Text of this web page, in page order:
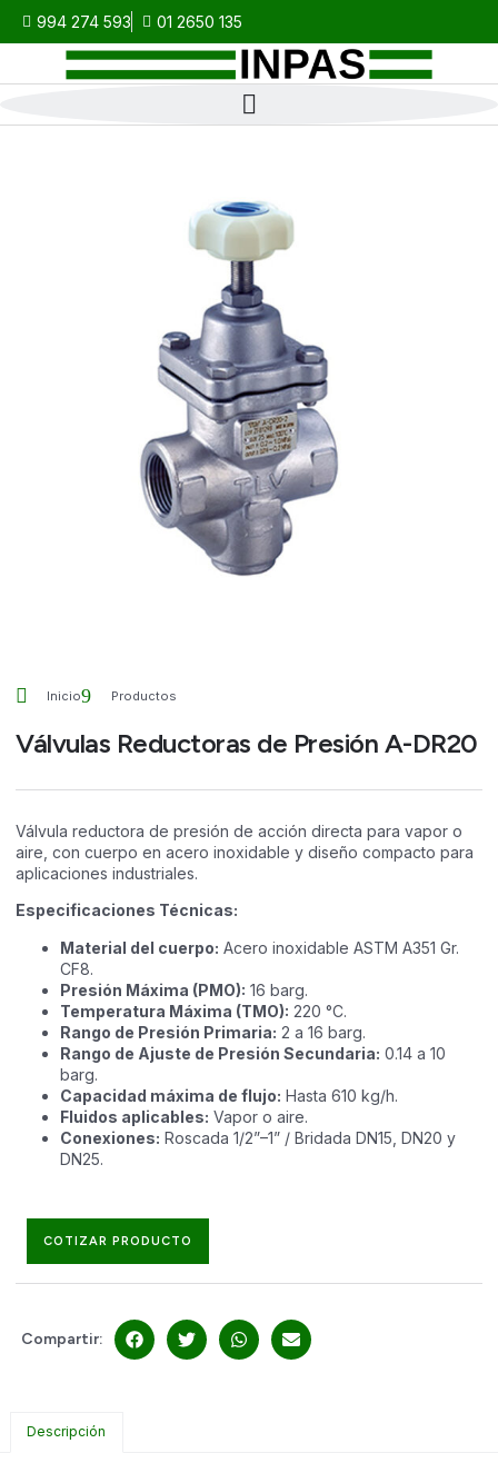
994 274 593 01 2650 135
Inicio Productos
Válvulas Reductoras de Presión A-DR20
Válvula reductora de presión de acción directa para vapor o
aire, con cuerpo en acero inoxidable y diseño compacto para
aplicaciones industriales.
Especificaciones Técnicas:
Material del cuerpo: Acero inoxidable ASTM A351 Gr.
CF8.
Presión Máxima (PMO): 16 barg.
Temperatura Máxima (TMO): 220 °C.
Rango de Presión Primaria: 2 a 16 barg.
Rango de Ajuste de Presión Secundaria: 0.14 a 10
barg.
Capacidad máxima de flujo: Hasta 610 kg/h.
Fluidos aplicables: Vapor o aire.
Conexiones: Roscada 1/2”–1” / Bridada DN15, DN20 y
DN25.
COTIZAR PRODUCTO
Compartir:
Descripción